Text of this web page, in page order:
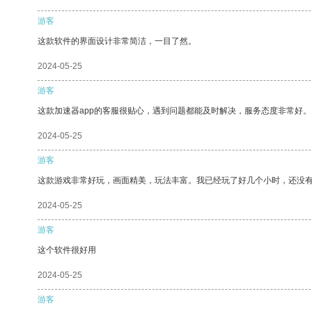
游客
这款软件的界面设计非常简洁，一目了然。
2024-05-25
游客
这款加速器app的客服很贴心，遇到问题都能及时解决，服务态度非常好。
2024-05-25
游客
这款游戏非常好玩，画面精美，玩法丰富。我已经玩了好几个小时，还没
2024-05-25
游客
这个软件很好用
2024-05-25
游客